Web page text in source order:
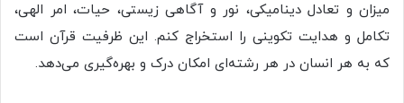
میزان و تعادل دینامیکی، نور و آگاهی زیستی، حیات، امر الهی،
تکامل و هدایت تکوینی را استخراج کنم. این ظرفیت قرآن است
که به هر انسان در هر رشته‌ای امکان درک و بهره‌گیری می‌دهد.